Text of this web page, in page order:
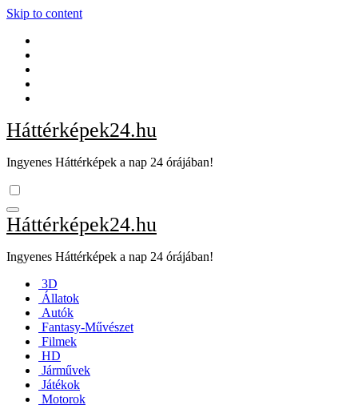
Skip to content
Háttérképek24.hu
Ingyenes Háttérképek a nap 24 órájában!
Háttérképek24.hu
Ingyenes Háttérképek a nap 24 órájában!
3D
Állatok
Autók
Fantasy-Művészet
Filmek
HD
Járművek
Játékok
Motorok